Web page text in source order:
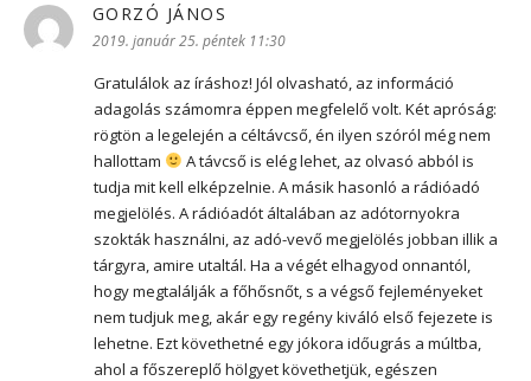
GORZÓ JÁNOS
2019. január 25. péntek 11:30
Gratulálok az íráshoz! Jól olvasható, az információ
adagolás számomra éppen megfelelő volt. Két apróság:
rögtön a legelején a céltávcső, én ilyen szóról még nem
hallottam
A távcső is elég lehet, az olvasó abból is
tudja mit kell elképzelnie. A másik hasonló a rádióadó
megjelölés. A rádióadót általában az adótornyokra
szokták használni, az adó-vevő megjelölés jobban illik a
tárgyra, amire utaltál. Ha a végét elhagyod onnantól,
hogy megtalálják a főhősnőt, s a végső fejleményeket
nem tudjuk meg, akár egy regény kiváló első fejezete is
lehetne. Ezt követhetné egy jókora időugrás a múltba,
ahol a főszereplő hölgyet követhetjük, egészen